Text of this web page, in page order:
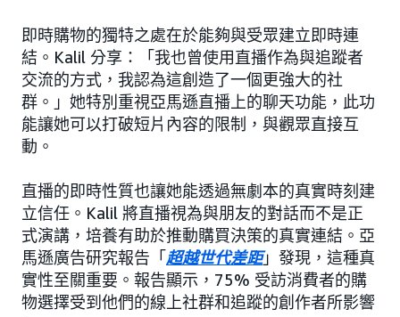
即時購物的獨特之處在於能夠與受眾建立即時連
結。Kalil 分享：「我也曾使用直播作為與追蹤者
交流的方式，我認為這創造了一個更強大的社
群。」她特別重視亞馬遜直播上的聊天功能，此功
能讓她可以打破短片內容的限制，與觀眾直接互
動。
直播的即時性質也讓她能透過無劇本的真實時刻建
立信任。Kalil 將直播視為與朋友的對話而不是正
式演講，培養有助於推動購買決策的真實連結。亞
馬遜廣告研究報告「超越世代差距」發現，這種真
實性至關重要。報告顯示，75% 受訪消費者的購
物選擇受到他們的線上社群和追蹤的創作者所影響